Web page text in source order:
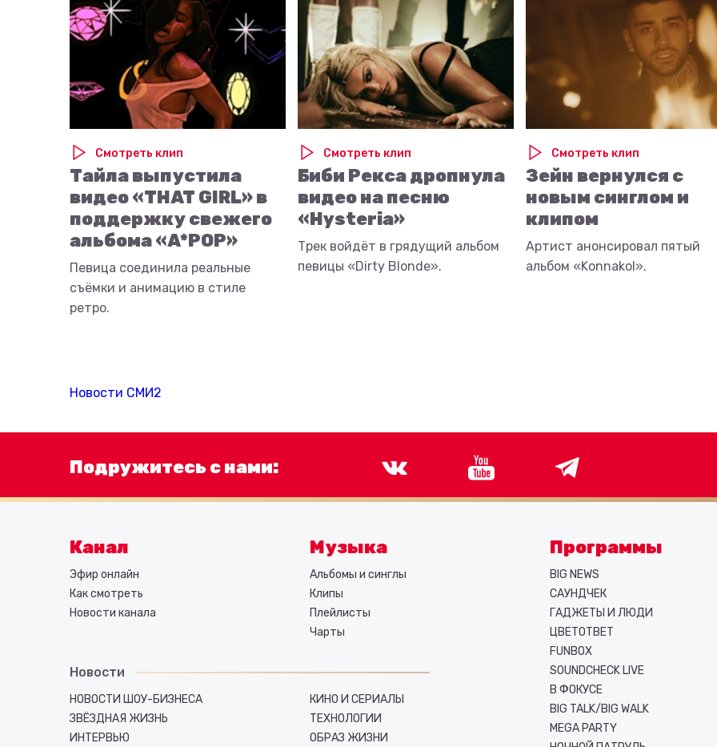
Смотреть клип
Тайла выпустила
видео «THAT GIRL» в
поддержку свежего
альбома «A*POP»
Певица соединила реальные
съёмки и анимацию в стиле
ретро.
Смотреть клип
Биби Рекса дропнула
видео на песню
«Hysteria»
Трек войдёт в грядущий альбом
певицы «Dirty Blonde».
Смотреть клип
Зейн вернулся с
новым синглом и
клипом
Артист анонсировал пятый
альбом «Konnakol».
Новости СМИ2
Подружитесь с нами:
Канал
Эфир онлайн
Как смотреть
Новости канала
Музыка
Альбомы и синглы
Клипы
Плейлисты
Чарты
Новости
НОВОСТИ ШОУ-БИЗНЕСА
ЗВЁЗДНАЯ ЖИЗНЬ
ИНТЕРВЬЮ
КИНО И СЕРИАЛЫ
ТЕХНОЛОГИИ
ОБРАЗ ЖИЗНИ
Программы
BIG NEWS
САУНДЧЕК
ГАДЖЕТЫ И ЛЮДИ
ЦВЕТОТВЕТ
FUNBOX
SOUNDCHECK LIVE
В ФОКУСЕ
BIG TALK/BIG WALK
MEGA PARTY